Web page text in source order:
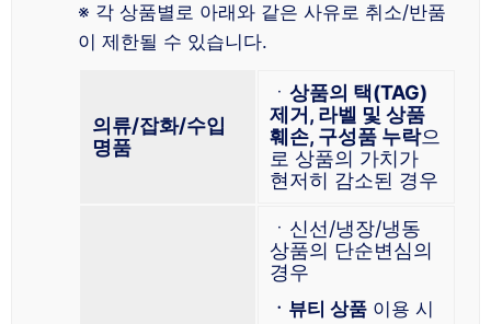
※ 각 상품별로 아래와 같은 사유로 취소/반품
이 제한될 수 있습니다.
의류/잡화/수입
명품
ㆍ 상품의 택(TAG)
제거, 라벨 및 상품
훼손, 구성품 누락으
로 상품의 가치가
현저히 감소된 경우
ㆍ신선/냉장/냉동
상품의 단순변심의
경우
ㆍ뷰티 상품 이용 시